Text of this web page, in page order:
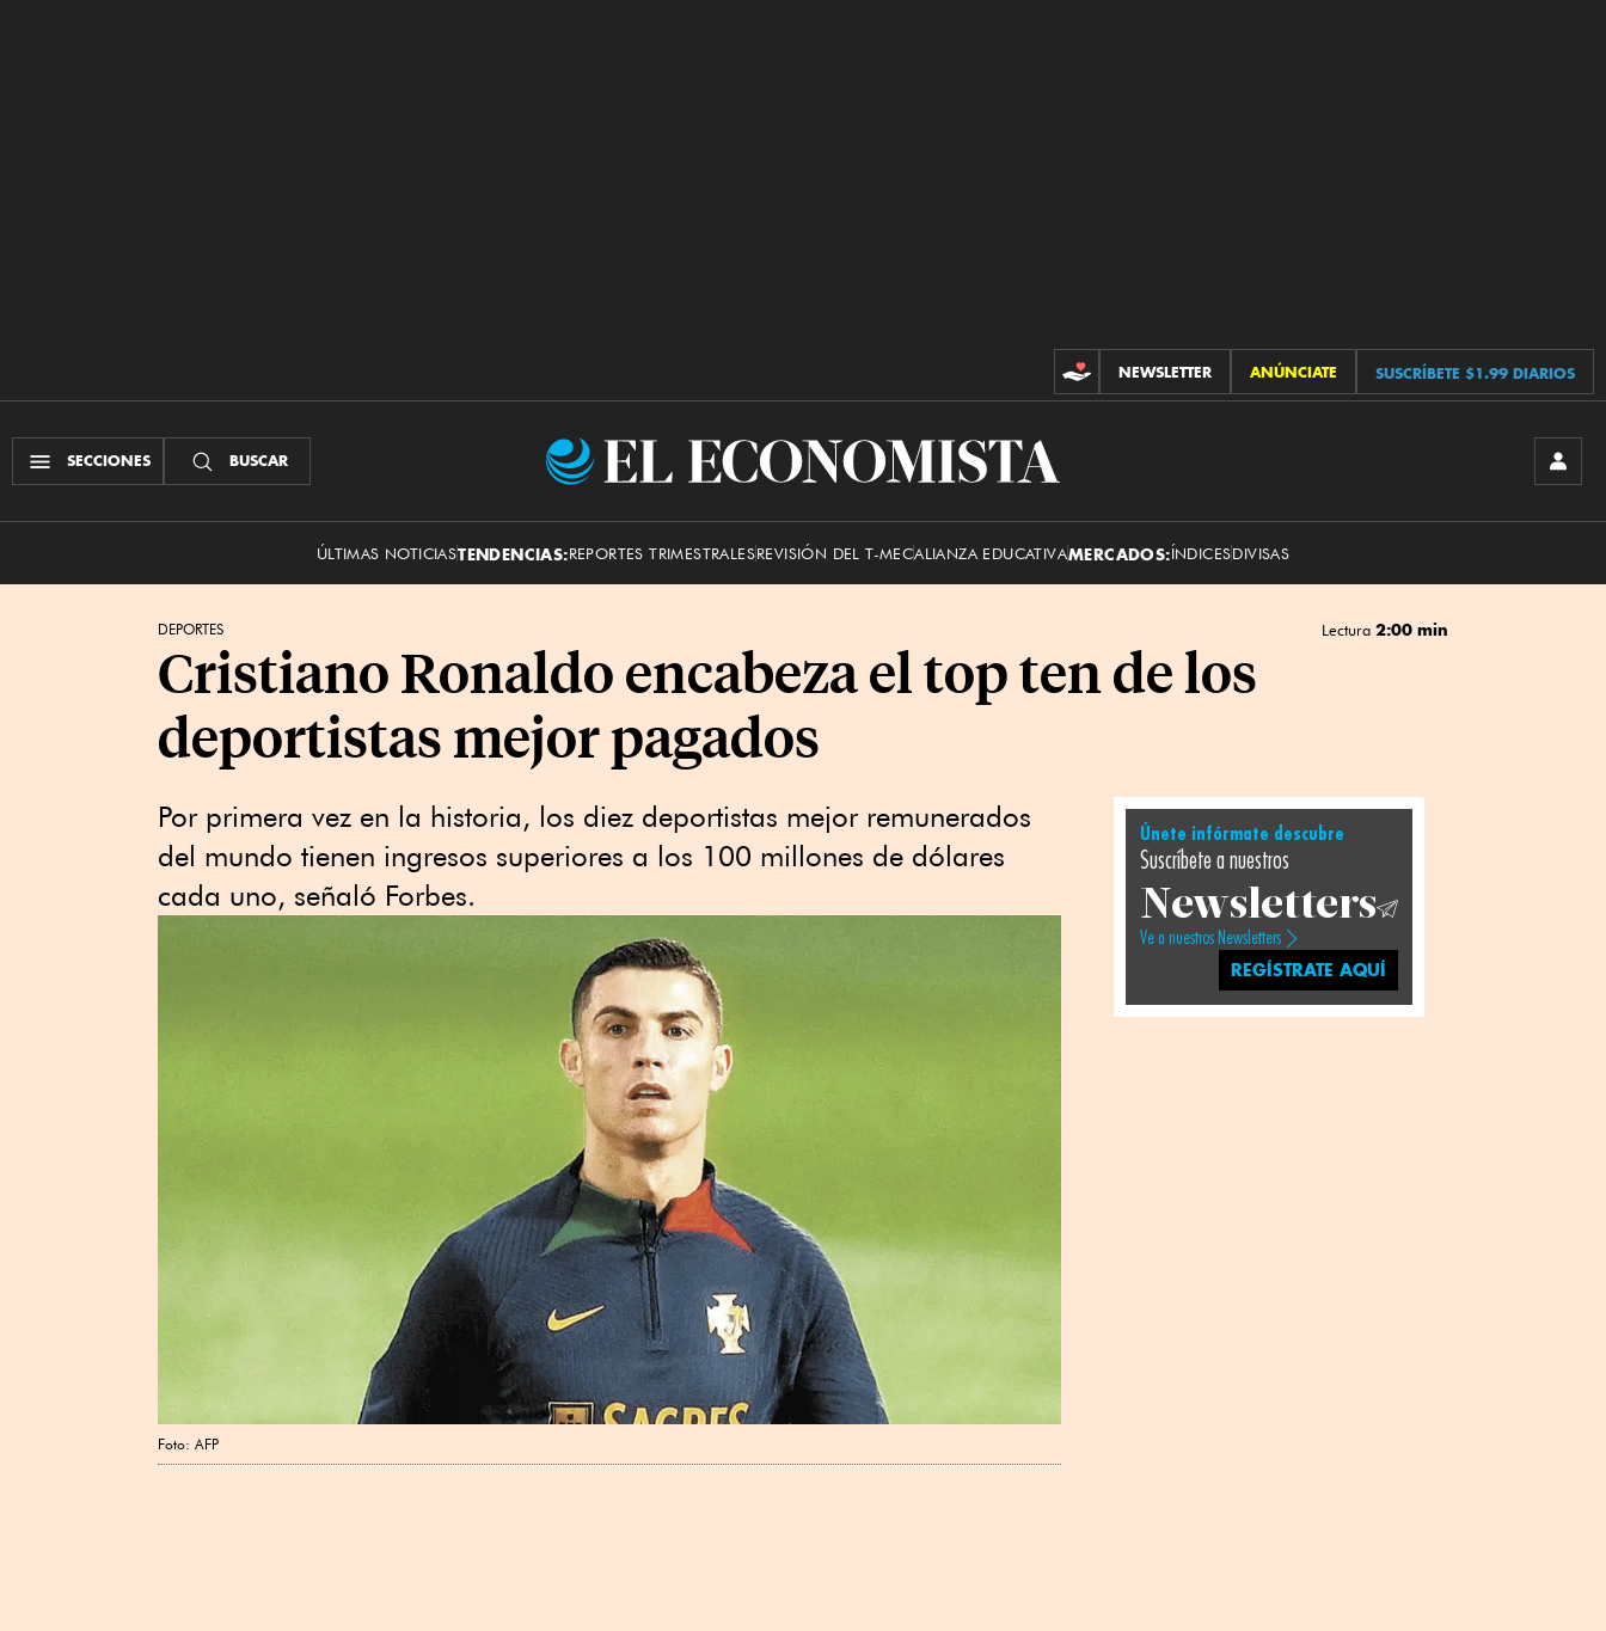
CONTRIBUCIONES
NEWSLETTER ANÚNCIATE SUSCRÍBETE $1.99 DIARIOS
SECCIONES BUSCAR
El
ÚLTIMAS NOTICIASTENDENCIAS:REPORTES TRIMESTRALESREVISIÓN DEL T-MECALIANZA EDUCATIVAMERCADOS:ÍNDICESDIVISAS
DEPORTES Lectura 2:00 min
Cristiano Ronaldo encabeza el top ten de los
deportistas mejor pagados
Por primera vez en la historia, los diez deportistas mejor remunerados
del mundo tienen ingresos superiores a los 100 millones de dólares
cada uno, señaló Forbes.
Foto: AFP
Únete infórmate descubre
Suscríbete a nuestros
Newsletters
Ve a nuestros Newsletters
REGÍSTRATE AQUÍ